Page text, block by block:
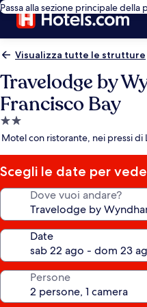
Passa alla sezione principale della
Visualizza tutte le strutture
Travelodge by
Francisco Bay
Struttura
a
stelle
Motel con ristorante, nei pressi di
Scegli le date per
Dove vuoi andare?
Date
Persone